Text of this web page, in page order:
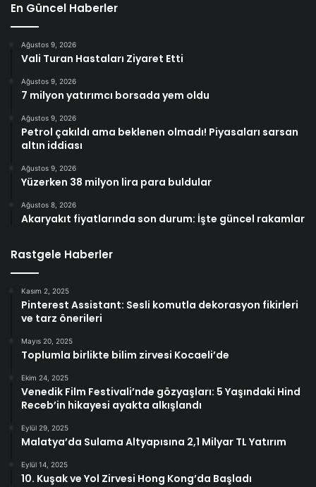
En Güncel Haberler
Ağustos 9, 2026
Vali Turan Hastaları Ziyaret Etti
Ağustos 9, 2026
7 milyon yatırımcı borsada yem oldu
Ağustos 9, 2026
Petrol çakıldı ama beklenen olmadı! Piyasaları sarsan
altın iddiası
Ağustos 9, 2026
Yüzerken 38 milyon lira para buldular
Ağustos 8, 2026
Akaryakıt fiyatlarında son durum: İşte güncel rakamlar
Rastgele Haberler
Kasım 2, 2025
Pinterest Assistant: Sesli komutla dekorasyon fikirleri
ve tarz önerileri
Mayıs 20, 2025
Toplumla birlikte bilim zirvesi Kocaeli’de
Ekim 24, 2025
Venedik Film Festivali’nde gözyaşları: 5 Yaşındaki Hind
Receb’in hikayesi ayakta alkışlandı
Eylül 29, 2025
Malatya’da Sulama Altyapısına 2,1 Milyar TL Yatırım
Eylül 14, 2025
10. Kuşak ve Yol Zirvesi Hong Kong’da Başladı